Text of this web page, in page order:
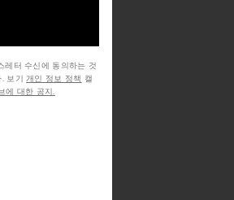
레터 수신에 동의하는 것
. 보기개인 정보 정책
에 대한 공지.